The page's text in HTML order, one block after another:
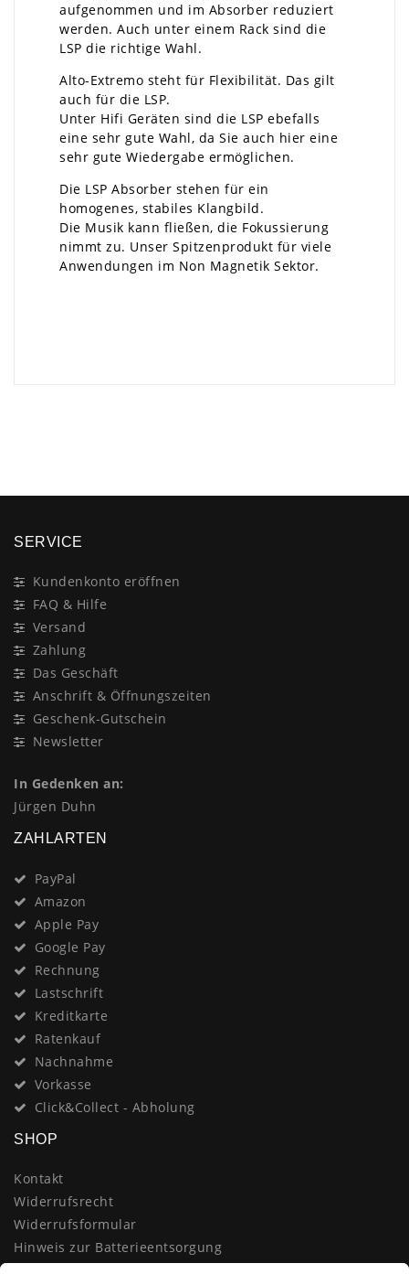
aufgenommen und im Absorber reduziert
werden. Auch unter einem Rack sind die
LSP die richtige Wahl.
Alto-Extremo steht für Flexibilität. Das gilt
auch für die LSP.
Unter Hifi Geräten sind die LSP ebefalls
eine sehr gute Wahl, da Sie auch hier eine
sehr gute Wiedergabe ermöglichen.
Die LSP Absorber stehen für ein
homogenes, stabiles Klangbild.
Die Musik kann fließen, die Fokussierung
nimmt zu. Unser Spitzenprodukt für viele
Anwendungen im Non Magnetik Sektor.
SERVICE
Kundenkonto eröffnen
FAQ & Hilfe
Versand
Zahlung
Das Geschäft
Anschrift & Öffnungszeiten
Geschenk-Gutschein
Newsletter
In Gedenken an:
Jürgen Duhn
ZAHLARTEN
PayPal
Amazon
Apple Pay
Google Pay
Rechnung
Lastschrift
Kreditkarte
Ratenkauf
Nachnahme
Vorkasse
Click&Collect - Abholung
SHOP
Kontakt
Widerrufsrecht
Widerrufsformular
Hinweis zur Batterieentsorgung